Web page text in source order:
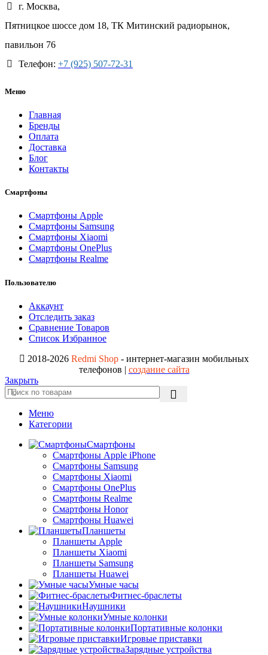
г. Москва,
Пятницкое шоссе дом 18, ТК Митинский радиорынок,
павильон 76
Телефон: +7 (925) 507-72-31
Меню
Главная
Бренды
Оплата
Доставка
Блог
Контакты
Смартфоны
Смартфоны Apple
Смартфоны Samsung
Смартфоны Xiaomi
Смартфоны OnePlus
Смартфоны Realme
Пользователю
Аккаунт
Отследить заказ
Сравнение Товаров
Список Избранное
2018-2026 Redmi Shop - интернет-магазин мобильных
телефонов | создание сайта
Закрыть
Меню
Категории
Смартфоны
Смартфоны Apple iPhone
Смартфоны Samsung
Смартфоны Xiaomi
Смартфоны OnePlus
Смартфоны Realme
Смартфоны Honor
Смартфоны Huawei
Планшеты
Планшеты Apple
Планшеты Xiaomi
Планшеты Samsung
Планшеты Huawei
Умные часы
Фитнес-браслеты
Наушники
Умные колонки
Портативные колонки
Игровые приставки
Зарядные устройства